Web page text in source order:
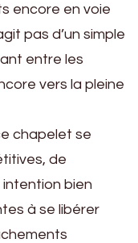
encore en voie
pas d’un simple
entre les
vers la pleine
chapelet se
de
bien
à se libérer